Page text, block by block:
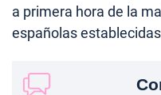
a primera hora de la
españolas